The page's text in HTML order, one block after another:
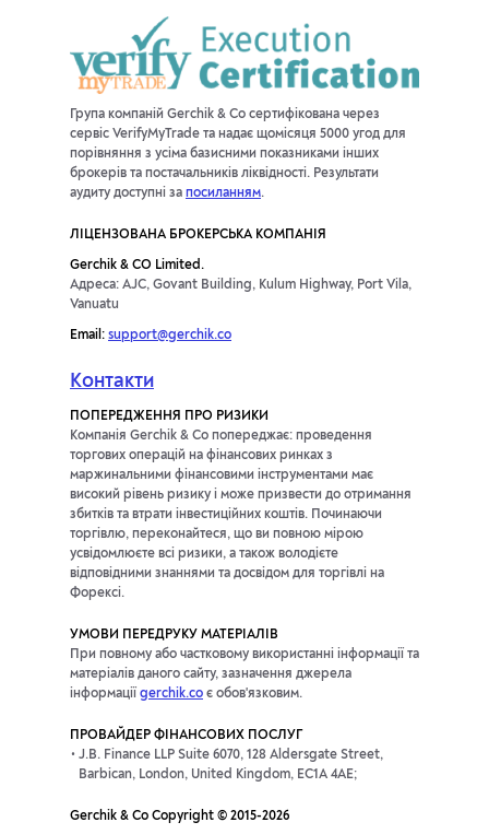
Група компаній Gerchik & Co сертифікована через
сервіс VerifyMyTrade та надає щомісяця 5000 угод для
порівняння з усіма базисними показниками інших
брокерів та постачальників ліквідності. Результати
аудиту доступні за посиланням.
ЛІЦЕНЗОВАНА БРОКЕРСЬКА КОМПАНІЯ
Gerchik & CO Limited.
Адреса: AJC, Govant Building, Kulum Highway, Port Vila,
Vanuatu
Email: support@gerchik.co
Контакти
ПОПЕРЕДЖЕННЯ ПРО РИЗИКИ
Компанія Gerchik & Co попереджає: проведення
торгових операцій на фінансових ринках з
маржинальними фінансовими інструментами має
високий рівень ризику і може призвести до отримання
збитків та втрати інвестиційних коштів. Починаючи
торгівлю, переконайтеся, що ви повною мірою
усвідомлюєте всі ризики, а також володієте
відповідними знаннями та досвідом для торгівлі на
Форексі.
УМОВИ ПЕРЕДРУКУ МАТЕРІАЛІВ
При повному або частковому використанні інформації та
матеріалів даного сайту, зазначення джерела
інформації gerchik.co є обов'язковим.
ПРОВАЙДЕР ФІНАНСОВИХ ПОСЛУГ
J.B. Finance LLP Suite 6070, 128 Aldersgate Street,
Barbican, London, United Kingdom, EC1A 4AE;
Gerchik & Co Copyright © 2015-2026